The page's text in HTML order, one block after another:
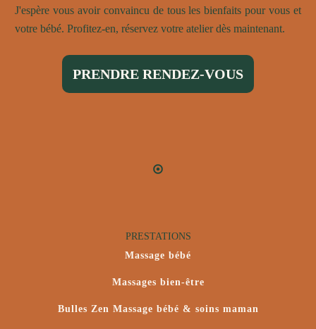
J'espère vous avoir convaincu de tous les bienfaits pour vous et
votre bébé. Profitez-en, réservez votre atelier dès maintenant.
PRENDRE RENDEZ-VOUS
PRESTATIONS
Massage bébé
Massages bien-être
Bulles Zen Massage bébé & soins maman